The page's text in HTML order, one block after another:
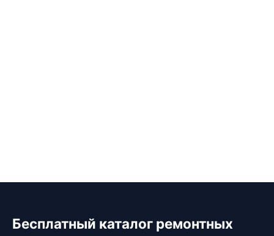
Бесплатный каталог ремонтных